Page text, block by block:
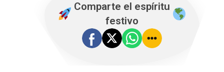
Comparte el espíritu
festivo